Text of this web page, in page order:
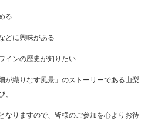
る
どに興味がある
インの歴史が知りたい
が織りなす風景」のストーリーである山梨
、
なりますので、皆様のご参加を心よりお待